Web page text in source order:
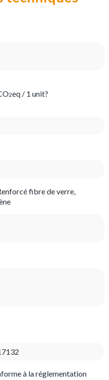
2eq / 1 unit?
fibre de verre,
à la réglementation